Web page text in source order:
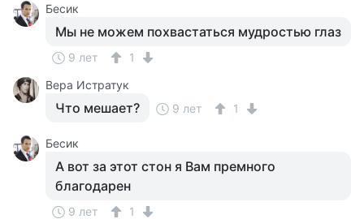
Бесик
Мы не можем похвастаться мудростью глаз
9 лет
1
Вера Истратук
Что мешает? 9 лет 1
Бесик
А вот за этот стон я Вам премного
благодарен
9 лет
1